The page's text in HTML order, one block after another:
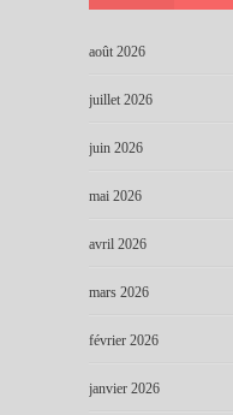
août 2026
juillet 2026
juin 2026
mai 2026
avril 2026
mars 2026
février 2026
janvier 2026